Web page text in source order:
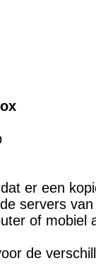
er een
servers
of mobiel
de